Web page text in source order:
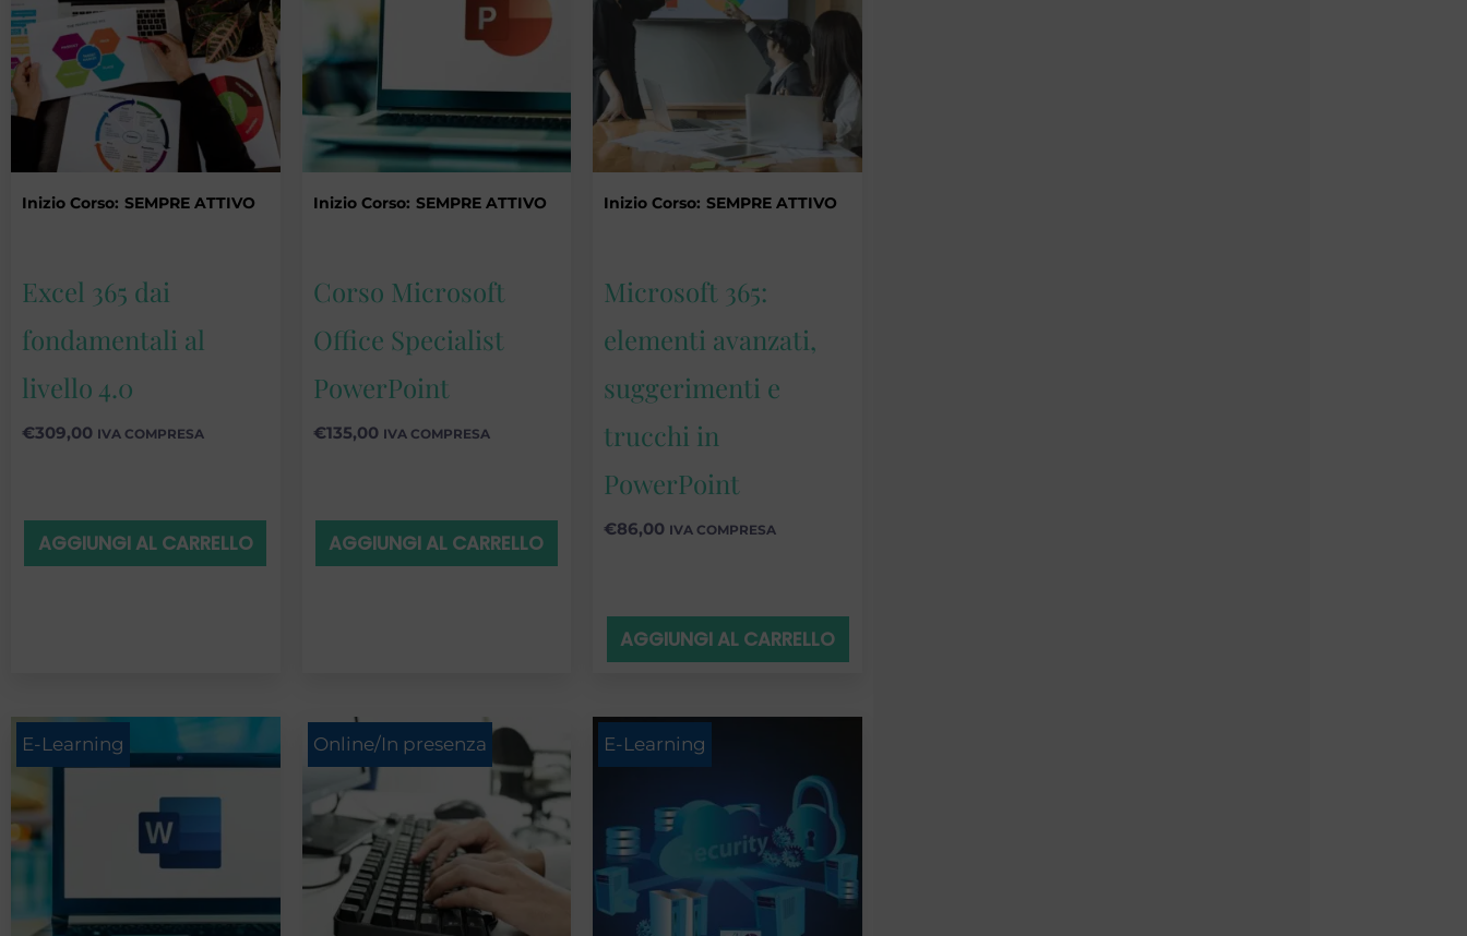
Inizio Corso: SEMPRE ATTIVO
Excel 365 dai
fondamentali al
livello 4.0
€309,00 IVA COMPRESA
AGGIUNGI AL CARRELLO
Inizio Corso: SEMPRE ATTIVO
Corso Microsoft
Office Specialist
PowerPoint
€135,00 IVA COMPRESA
AGGIUNGI AL CARRELLO
Inizio Corso: SEMPRE ATTIVO
Microsoft 365:
elementi avanzati,
suggerimenti e
trucchi in
PowerPoint
€86,00 IVA COMPRESA
AGGIUNGI AL CARRELLO
E-Learning Online/In presenza E-Learning